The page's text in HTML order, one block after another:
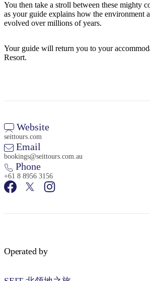
You then take a stroll between these mighty
as your guide explains how the environment
evolved over millions of years.
Your guide will return you to your
Resort.
Website
seittours.com
Email
bookings@seittours.com.au
Phone
+61 8 8956 3156
Operated by